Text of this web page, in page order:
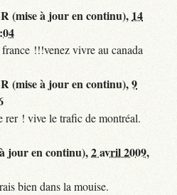
(mise à jour en continu), 14
!!!venez vivre au canada
(mise à jour en continu),9
rer ! vive le trafic de montréal.
jour en continu),2 avril 2009,
bien dans la mouise.